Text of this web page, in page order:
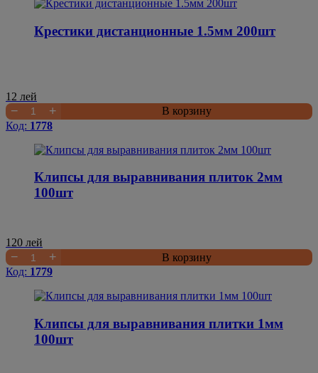
Крестики дистанционные 1.5мм 200шт
12 лей
− +
В корзину
Код: 1778
Клипсы для выравнивания плиток 2мм
100шт
120 лей
− +
В корзину
Код: 1779
Клипсы для выравнивания плитки 1мм
100шт